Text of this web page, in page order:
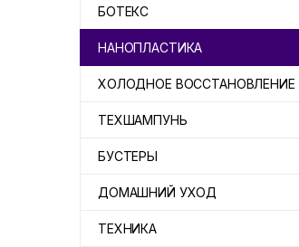
БОТЕКС
НАНОПЛАСТИКА
ХОЛОДНОЕ ВОССТАНОВЛЕНИЕ
ТЕХШАМПУНЬ
БУСТЕРЫ
ДОМАШНИЙ УХОД
ТЕХНИКА